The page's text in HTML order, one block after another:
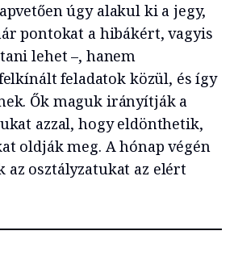
úgy alakul ki a jegy,
pontokat a hibákért, vagyis
lehet –, hanem
feladatok közül, és így
Ők maguk irányítják a
azzal, hogy eldönthetik,
oldják meg. A hónap végén
az osztályzatukat az elért